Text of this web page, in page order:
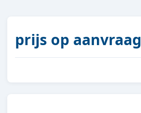
prijs op aanvraag